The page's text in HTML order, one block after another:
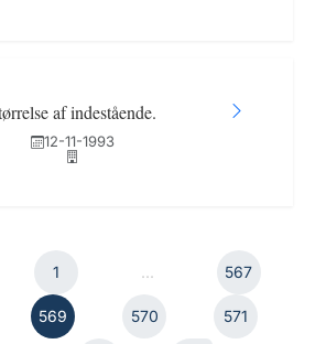
af indestående.
12-11-1993
1 ... 567
569 570 571